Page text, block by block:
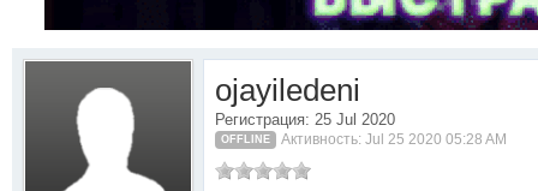
ojayiledeni
Регистрация: 25 Jul 2020
OFFLINE Активность: Jul 25 2020 05:28 AM